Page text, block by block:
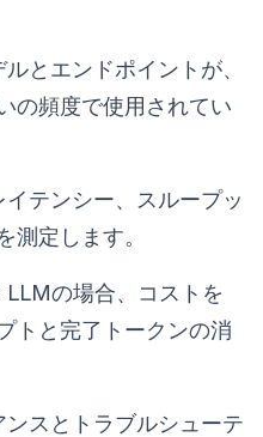
ルとエンドポイントが、
の頻度で使用されてい
イテンシー、スループッ
測定します。
LLMの場合、コストを
トと完了トークンの消
ンスとトラブルシューテ